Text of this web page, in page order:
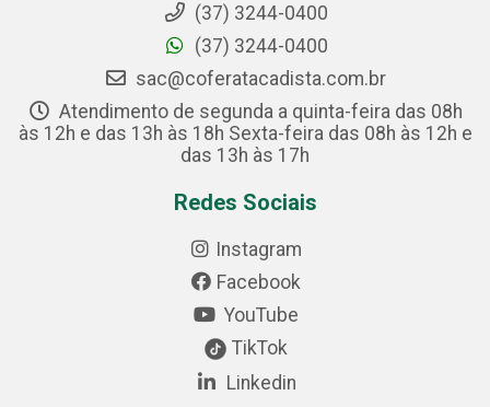
(37) 3244-0400
(37) 3244-0400
sac@coferatacadista.com.br
Atendimento de segunda a quinta-feira das 08h
às 12h e das 13h às 18h Sexta-feira das 08h às 12h e
das 13h às 17h
Redes Sociais
Instagram
Facebook
YouTube
TikTok
Linkedin